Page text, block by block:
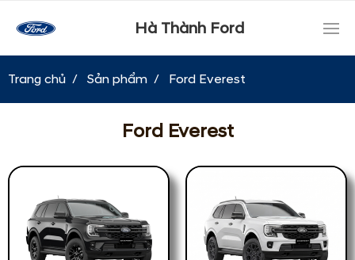
Hà Thành Ford
Trang chủ Sản phẩm Ford Everest
Ford Everest